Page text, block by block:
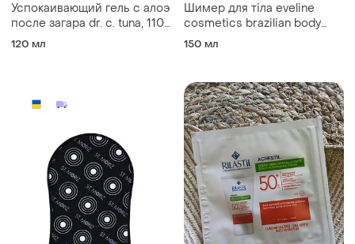
Успокаивающий гель с алоэ
после загара dr. c. tuna, 110
мл
120 мл
Шимер для тіла eveline
cosmetics brazilian body
shimmer з золотим пилом
150 мл